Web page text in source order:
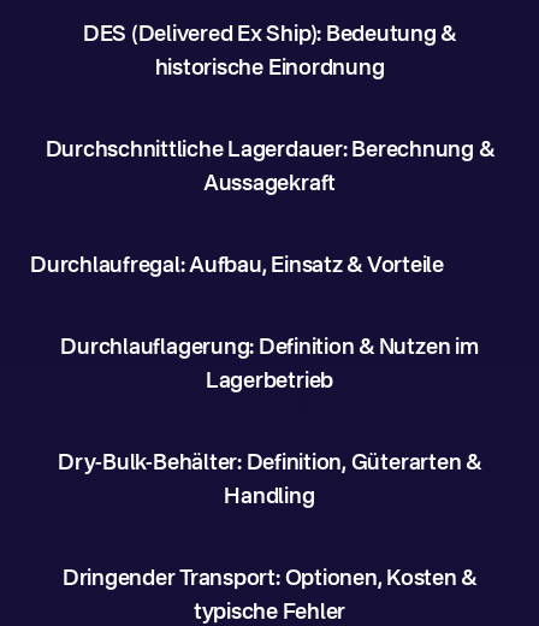
DES (Delivered Ex Ship): Bedeutung &
historische Einordnung
Durchschnittliche Lagerdauer: Berechnung &
Aussagekraft
Durchlaufregal: Aufbau, Einsatz & Vorteile
Durchlauflagerung: Definition & Nutzen im
Lagerbetrieb
Dry-Bulk-Behälter: Definition, Güterarten &
Handling
Dringender Transport: Optionen, Kosten &
typische Fehler